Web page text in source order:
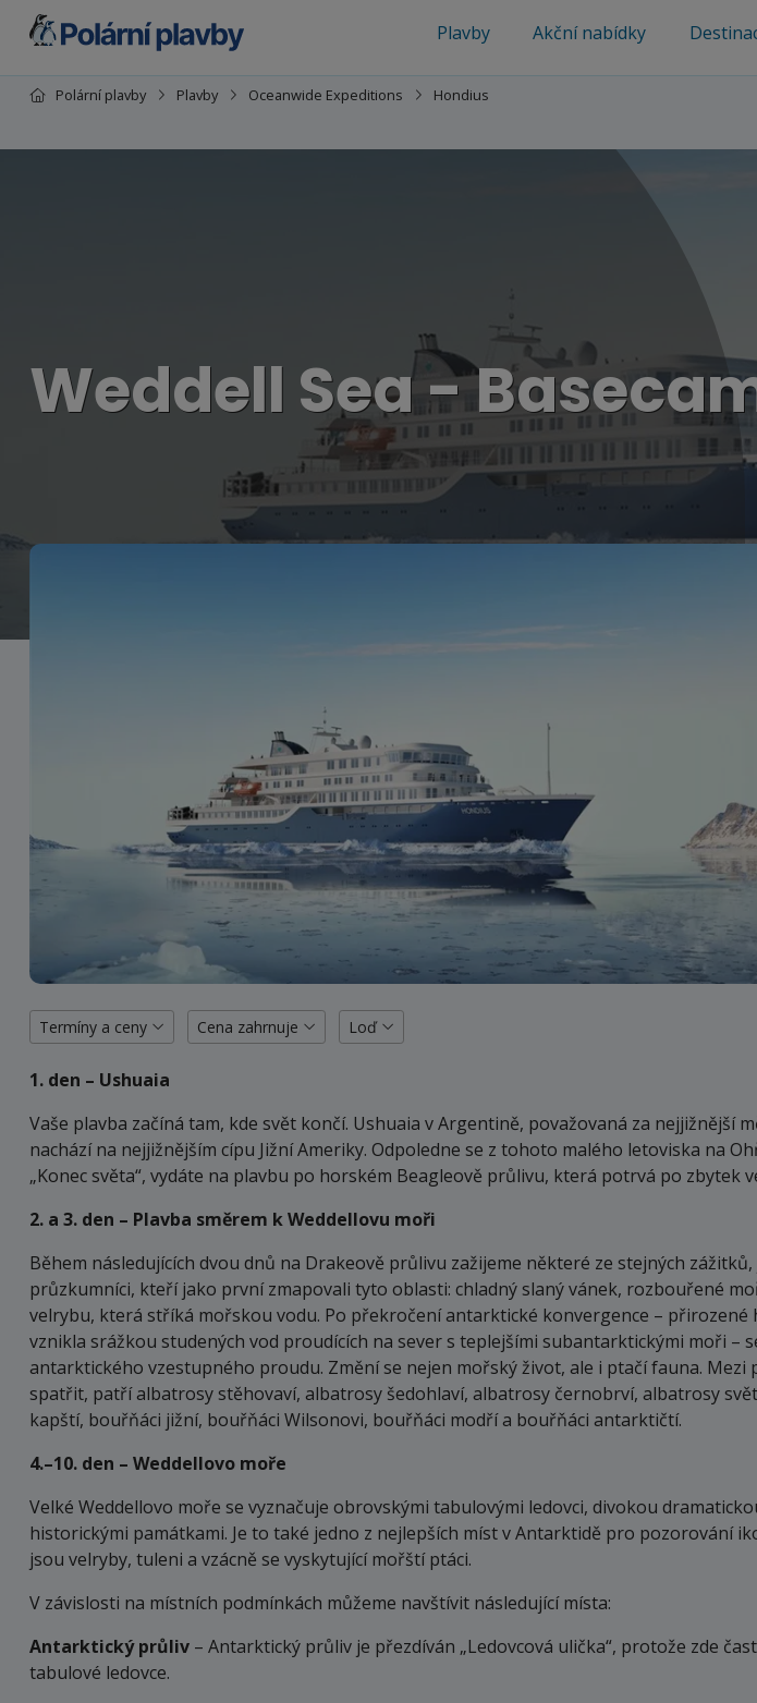
Plavby Akční nabídky
Polární plavby Plavby Oceanwide Expeditions Hondius
Weddell Sea -
Termíny a ceny Cena zahrnuje Loď
1. den – Ushuaia
Vaše plavba začíná tam, kde svět končí. Ushuaia v Argentině, považovaná za nejjižnější
nachází na nejjižnějším cípu Jižní Ameriky. Odpoledne se z tohoto malého letoviska na
„Konec světa“, vydáte na plavbu po horském Beagleově průlivu, která potrvá po zbytek
2. a 3. den – Plavba směrem k Weddellovu moři
Během následujících dvou dnů na Drakeově průlivu zažijeme některé ze stejných
průzkumníci, kteří jako první zmapovali tyto oblasti: chladný slaný vánek, rozbouřené
velrybu, která stříká mořskou vodu. Po překročení antarktické konvergence – přirozené
vznikla srážkou studených vod proudících na sever s teplejšími subantarktickými moři –
antarktického vzestupného proudu. Změní se nejen mořský život, ale i ptačí fauna. Mezi
spatřit, patří albatrosy stěhovaví, albatrosy šedohlaví, albatrosy černobrví, albatrosy
kapští, bouřňáci jižní, bouřňáci Wilsonovi, bouřňáci modří a bouřňáci antarktičtí.
4.–10. den – Weddellovo moře
Velké Weddellovo moře se vyznačuje obrovskými tabulovými ledovci, divokou
historickými památkami. Je to také jedno z nejlepších míst v Antarktidě pro pozorování
jsou velryby, tuleni a vzácně se vyskytující mořští ptáci.
V závislosti na místních podmínkách můžeme navštívit následující místa:
Antarktický průliv – Antarktický průliv je přezdíván „Ledovcová ulička“, protože zde
tabulové ledovce.